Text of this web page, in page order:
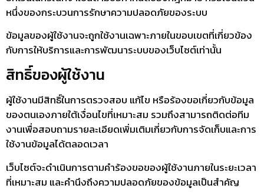
หนึ่งของกระบวนการรักษาความปลอดภัยของระบบ
ข้อมูลของผู้ใช้งานจะถูกใช้งานเฉพาะภายในขอบเขตที่เกี่ยวข้อง
กับการให้บริการและการพัฒนาระบบของเว็บไซต์เท่านั้น
สิทธิ์ของผู้ใช้งาน
ผู้ใช้งานมีสิทธิ์ในการตรวจสอบ แก้ไข หรือร้องขอเกี่ยวกับข้อมูล
ของตนเองภายใต้เงื่อนไขที่เหมาะสม รวมถึงสามารถติดต่อทีม
งานเพื่อสอบถามรายละเอียดเพิ่มเติมเกี่ยวกับการจัดเก็บและการ
ใช้งานข้อมูลได้ตลอดเวลา
เว็บไซต์จะดำเนินการตามคำร้องขอของผู้ใช้งานภายในระยะเวลา
ที่เหมาะสม และคำนึงถึงความปลอดภัยของข้อมูลเป็นสำคัญ